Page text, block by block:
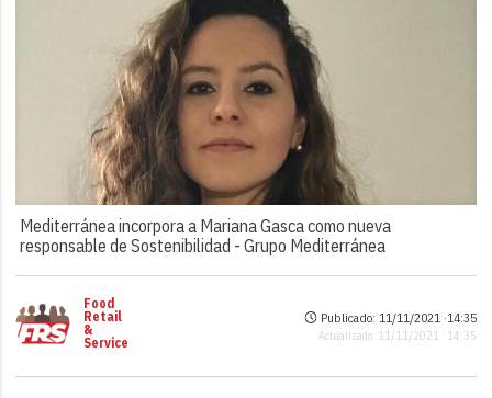
Mediterránea incorpora a Mariana Gasca como nueva
responsable de Sostenibilidad -Grupo Mediterránea
Food
Retail
&
Service
Publicado: 11/11/2021 ·14:35
Actualizado: 11/11/2021 · 14:35